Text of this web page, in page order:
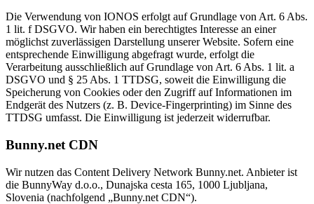
Die Verwendung von IONOS erfolgt auf Grundlage von Art. 6 Abs.
1 lit. f DSGVO. Wir haben ein berechtigtes Interesse an einer
möglichst zuverlässigen Darstellung unserer Website. Sofern eine
entsprechende Einwilligung abgefragt wurde, erfolgt die
Verarbeitung ausschließlich auf Grundlage von Art. 6 Abs. 1 lit. a
DSGVO und § 25 Abs. 1 TTDSG, soweit die Einwilligung die
Speicherung von Cookies oder den Zugriff auf Informationen im
Endgerät des Nutzers (z. B. Device-Fingerprinting) im Sinne des
TTDSG umfasst. Die Einwilligung ist jederzeit widerrufbar.
Bunny.net CDN
Wir nutzen das Content Delivery Network Bunny.net. Anbieter ist
die BunnyWay d.o.o., Dunajska cesta 165, 1000 Ljubljana,
Slovenia (nachfolgend „Bunny.net CDN“).